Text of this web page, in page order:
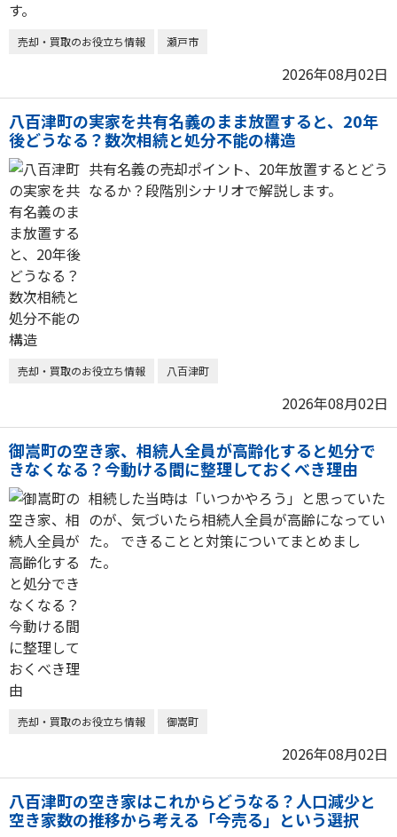
売却・買取のお役立ち情報 瀬戸市
2026年08月02日
八百津町の実家を共有名義のまま放置すると、20年
後どうなる？数次相続と処分不能の構造
共有名義の売却ポイント、20年放置するとどう
なるか？段階別シナリオで解説します。
売却・買取のお役立ち情報 八百津町
2026年08月02日
御嵩町の空き家、相続人全員が高齢化すると処分で
きなくなる？今動ける間に整理しておくべき理由
相続した当時は「いつかやろう」と思っていた
のが、気づいたら相続人全員が高齢になってい
た。 できることと対策についてまとめまし
た。
売却・買取のお役立ち情報 御嵩町
2026年08月02日
八百津町の空き家はこれからどうなる？人口減少と
空き家数の推移から考える「今売る」という選択